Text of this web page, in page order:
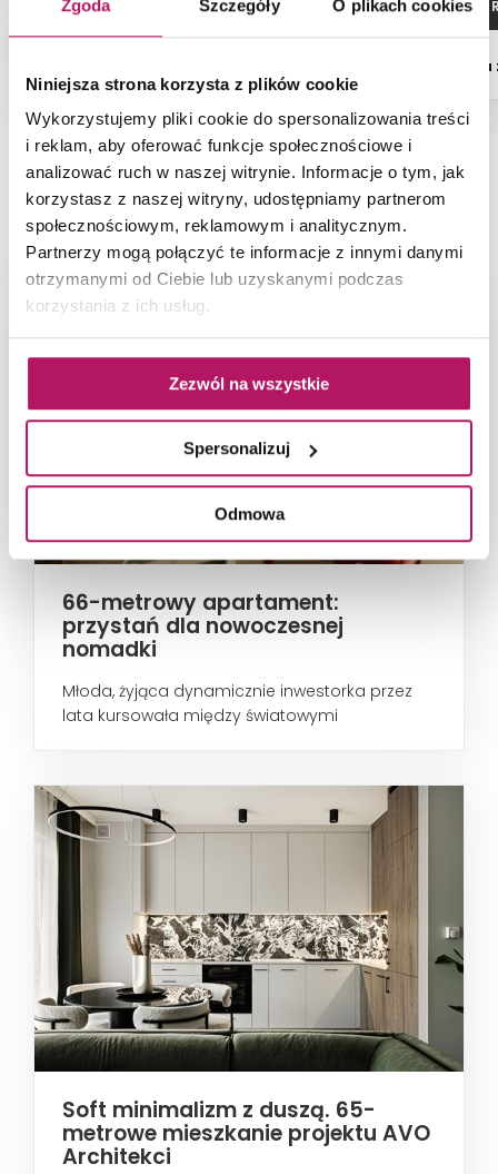
Zgoda Szczegóły O plikach cookies
Niniejsza strona korzysta z plików cookie
Wykorzystujemy pliki cookie do spersonalizowania treści
i reklam, aby oferować funkcje społecznościowe i
analizować ruch w naszej witrynie. Informacje o tym, jak
korzystasz z naszej witryny, udostępniamy partnerom
społecznościowym, reklamowym i analitycznym.
Partnerzy mogą połączyć te informacje z innymi danymi
otrzymanymi od Ciebie lub uzyskanymi podczas
korzystania z ich usług.
Zezwól na wszystkie
Spersonalizuj
Odmowa
ZOBACZ PRODUKT ZOBACZ
NAJNOWSZE ARTYKUŁY
66-metrowy apartament:
przystań dla nowoczesnej
nomadki
Młoda, żyjąca dynamicznie inwestorka przez
lata kursowała między światowymi
Soft minimalizm z duszą. 65-
metrowe mieszkanie projektu AVO
Architekci